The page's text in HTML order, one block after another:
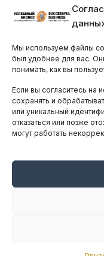
Мы используем файлы
был удобнее для вас.
понимать, как вы
Если вы согласитесь
сохранять и
или уникальный
отказаться или позже
могут работать
Бизнес-клубы и
Остальные новости
АНАЛИТИКА
ARTICLES IN
НАВИГАЦИЯ
Оплата онлайн